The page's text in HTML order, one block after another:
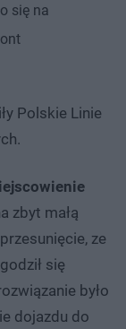
się na
Polskie Linie
zbyt małą
ze
się
było
dojazdu do